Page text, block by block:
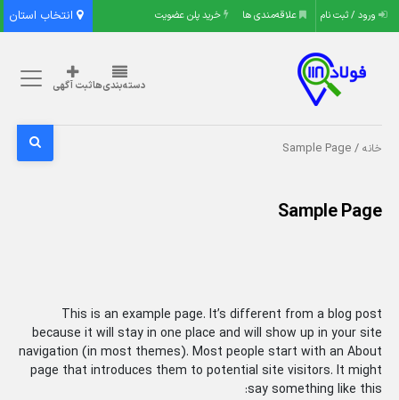
انتخاب استان ورود / ثبت نام علاقه‌مندی ها خرید پلن عضویت
دسته‌بندی‌هاثبت آگهی
خانه / Sample Page
Sample Page
This is an example page. It’s different from a blog post
because it will stay in one place and will show up in your site
navigation (in most themes). Most people start with an About
page that introduces them to potential site visitors. It might
say something like this: